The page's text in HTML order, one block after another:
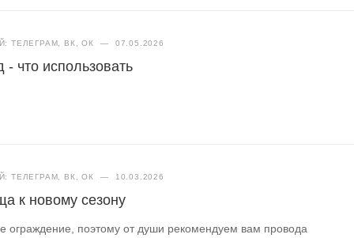
ТЕЛЕГРАМ, ВК, ОК — 07.05.2026
что использовать
ТЕЛЕГРАМ, ВК, ОК — 10.03.2026
к новому сезону
ограждение, поэтому от души рекомендуем вам провода